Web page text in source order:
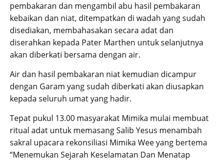
pembakaran dan mengambil abu hasil pembakaran
kebaikan dan niat, ditempatkan di wadah yang sudah
disediakan, membahasakan secara adat dan
diserahkan kepada Pater Marthen untuk selanjutnya
akan diberkati bersama dengan air.
Air dan hasil pembakaran niat kemudian dicampur
dengan Garam yang sudah diberkati akan diusapkan
kepada seluruh umat yang hadir.
Tepat pukul 13.00 masyarakat Mimika mulai membuat
ritual adat untuk memasang Salib Yesus menambah
sakral upacara rekonsiliasi Mimika Wee yang bertema
“Menemukan Sejarah Keselamatan Dan Menatap